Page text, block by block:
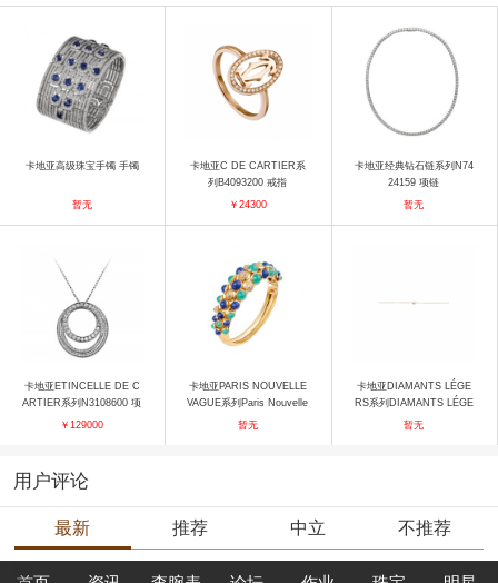
卡地亚高级珠宝手镯 手镯
暂无
卡地亚C DE CARTIER系
列B4093200 戒指
￥24300
卡地亚经典钻石链系列N74
24159 项链
暂无
卡地亚ETINCELLE DE C
ARTIER系列N3108600 项
链
￥129000
卡地亚PARIS NOUVELLE
VAGUE系列Paris Nouvelle
Vague手镯 手镯
暂无
卡地亚DIAMANTS LÉGE
RS系列DIAMANTS LÉGE
RS B6043300 手镯
暂无
用户评论
最新 推荐 中立 不推荐